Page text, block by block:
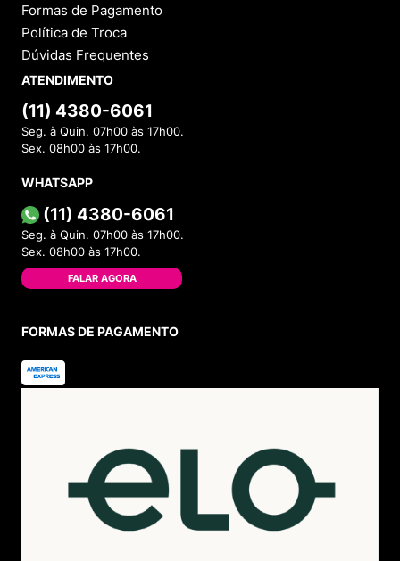
Formas de Pagamento
Política de Troca
Dúvidas Frequentes
ATENDIMENTO
(11) 4380-6061
Seg. à Quin. 07h00 às 17h00.
Sex. 08h00 às 17h00.
WHATSAPP
(11) 4380-6061
Seg. à Quin. 07h00 às 17h00.
Sex. 08h00 às 17h00.
FALAR AGORA
FORMAS DE PAGAMENTO